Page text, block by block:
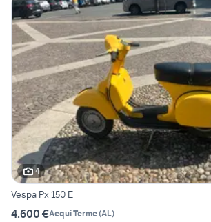
4
Vespa Px 150 E
4.600 €Acqui Terme(AL)